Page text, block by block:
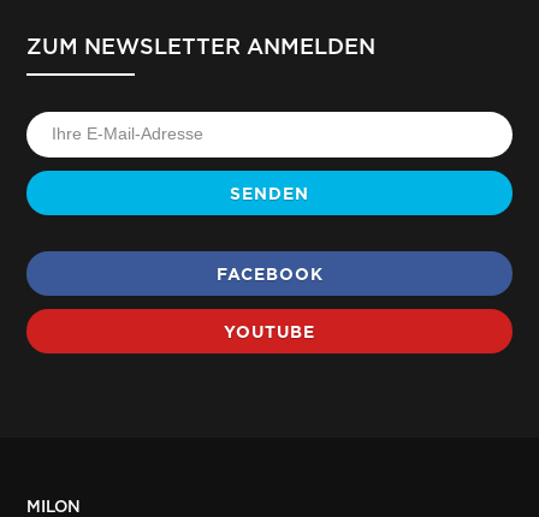
ZUM NEWSLETTER ANMELDEN
SENDEN
FACEBOOK
YOUTUBE
MILON